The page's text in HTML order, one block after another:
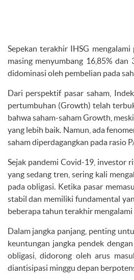
Sepekan terakhir IHSG
masing menyumbang 16,85%
didominasi oleh pembelian pada
Dari perspektif pasar saham,
pertumbuhan (Growth) telah
bahwa saham-saham Growth,
yang lebih baik. Namun, ada
saham diperdagangkan pada rasio
Sejak pandemi Covid-19, investor
yang sedang tren, sering kali
pada obligasi. Ketika pasar
stabil dan memiliki fundamental
beberapa tahun terakhir
Dalam jangka panjang, penting
keuntungan jangka pendek
obligasi, didorong oleh arus
diantisipasi minggu depan